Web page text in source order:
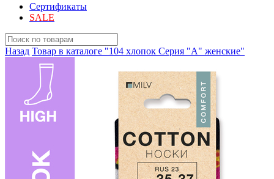
Сертификаты
SALE
Назад Товар в каталоге "104 хлопок Серия "A" женские"